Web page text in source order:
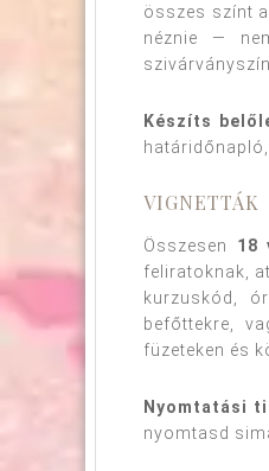
összes színt
néznie —
Készíts
VIGNETTÁK
Összesen 18
feliratoknak,
kurzuskód,
befőttekre,
füzeteken és
Nyomtatási
nyomtasd